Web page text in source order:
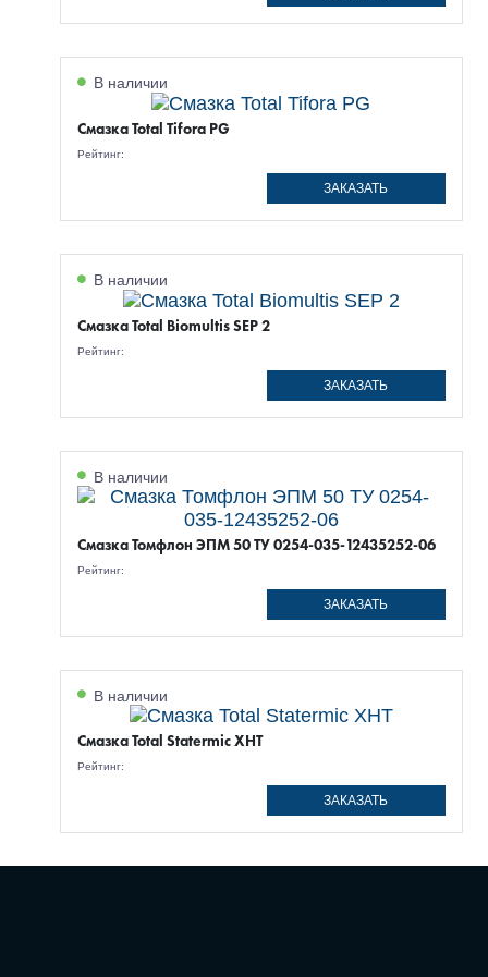
В наличии
Смазка Total Tifora PG
Рейтинг:
ЗАКАЗАТЬ
В наличии
Смазка Total Biomultis SEP 2
Рейтинг:
ЗАКАЗАТЬ
В наличии
Смазка Томфлон ЭПМ 50 ТУ 0254-035-12435252-06
Рейтинг:
ЗАКАЗАТЬ
В наличии
Смазка Total Statermic XHT
Рейтинг:
ЗАКАЗАТЬ